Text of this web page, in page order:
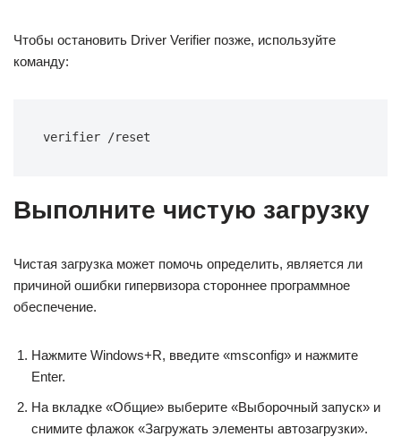
Чтобы остановить Driver Verifier позже, используйте
команду:
Выполните чистую загрузку
Чистая загрузка может помочь определить, является ли
причиной ошибки гипервизора стороннее программное
обеспечение.
Нажмите Windows+R, введите «msconfig» и нажмите
Enter.
На вкладке «Общие» выберите «Выборочный запуск» и
снимите флажок «Загружать элементы автозагрузки».